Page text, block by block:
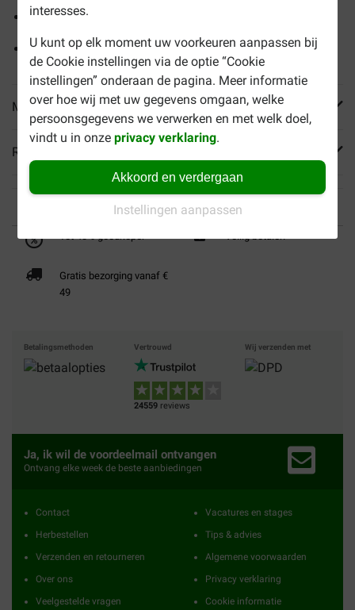
interesses.
U kunt op elk moment uw voorkeuren aanpassen bij
de Cookie instellingen via de optie “Cookie
instellingen” onderaan de pagina. Meer informatie
over hoe wij met uw gegevens omgaan, welke
persoonsgegevens we verwerken en met welk doel,
vindt u in onzeprivacy verklaring.
Akkoord en verdergaan
Instellingen aanpassen
Helpt bij gewichtsbeheersing
Volledige dieetvoeding voor volwassen en senior katten
Meer informatie
Reviews
Tot 40% goedkoper Veilig betalen
Gratis bezorging vanaf €
49
Betalingsmethoden Vertrouwd
24559 reviews
Wij verzenden met
Ja, ik wil de voordeelmail ontvangen
Ontvang elke week de beste aanbiedingen
Contact
Herbestellen
Verzenden en retourneren
Over ons
Veelgestelde vragen
Vacatures en stages
Tips & advies
Algemene voorwaarden
Privacy verklaring
Cookie informatie